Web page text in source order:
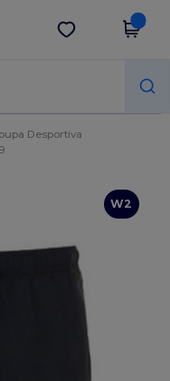
Obter app
Desportiva
W2